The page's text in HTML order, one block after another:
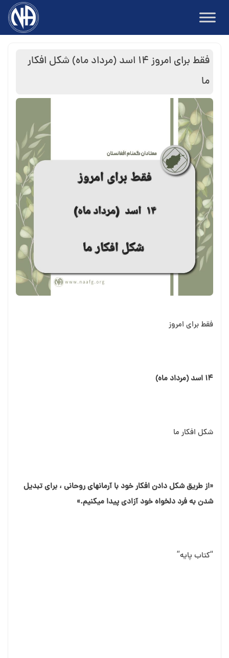
content
فقط برای امروز ۱۴ اسد (مرداد ماه) شکل افکار
ما
فقط برای امروز
۱۴ اسد (مرداد ماه)
شکل افکار ما
«از طریق شکل دادن افکار خود با آرمان⁯های روحانی ، برای تبدیل
شدن به فرد دلخواه خود آزادی پیدا می⁯کنیم.»
“کتاب پایه”